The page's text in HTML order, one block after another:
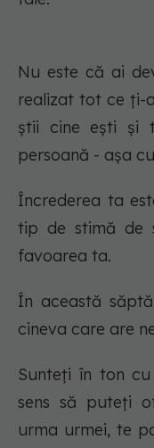
Nu este că ai
realizat tot ce ți-
știi cine ești și
persoană - așa
Încrederea ta
tip de stimă de
favoarea ta.
În această
cineva care are
Sunteți în ton
sens să puteți
urma urmei, te